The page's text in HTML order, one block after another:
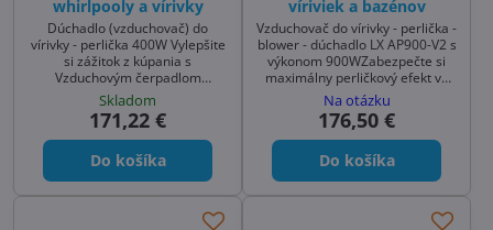
whirlpooly a vírivky
Dúchadlo (vzduchovač) do
vírivky - perlička 400W Vylepšite
si zážitok z kúpania s
Vzduchovým čerpadlom
AirBlower 400W (model LX
AP400). Toto spoľahlivé
dúchadlo je navrhnuté špeciálne
ako vzduchovač do vírivky,
whirlpoolu a hydromasážneho
Skladom
171,22 €
Do košíka
víriviek a bazénov
Vzduchovač do vírivky - perlička -
blower - dúchadlo LX AP900-V2 s
výkonom 900WZabezpečte si
maximálny perličkový efekt vo
svojej vírivke alebo bazéne s
Vzduchovým čerpadlom
AirBlower 900W. Toto dúchadlo
(model LX AP900-V2) je výkonný
vzduchovač, ideálny pre
rozsiahlejšie hydromasážne
systémy.
Na otázku
176,50 €
Do košíka